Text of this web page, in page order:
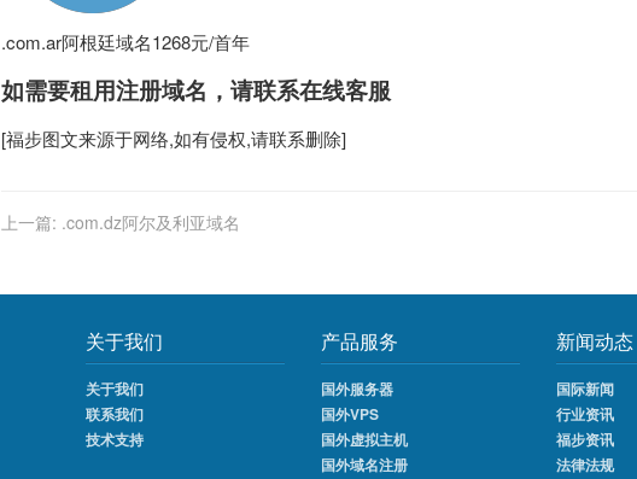
.com.ar阿根廷域名1268元/首年
如需要租用注册域名 ，请联系在线客服
[福步图文来源于网络,如有侵权,请联系删除]
上一篇: .com.dz阿尔及利亚域名
关于我们
关于我们
联系我们
技术支持
产品服务
国外服务器
国外VPS
国外虚拟主机
国外域名注册
新闻动态
国际新闻
行业资讯
福步资讯
法律法规